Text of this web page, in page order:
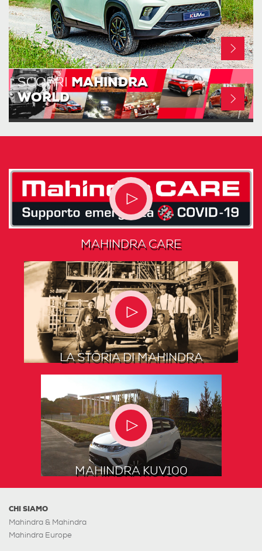
SCOPRI MAHINDRA
WORLD
MAHINDRA CARE
LA STORIA DI MAHINDRA
MAHINDRA KUV100
CHI SIAMO
Mahindra & Mahindra
Mahindra Europe